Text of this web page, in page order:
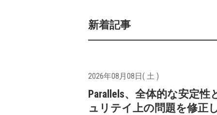
新着記事
2026年08月08日( 土 )
Parallels、全体的な安定性
ュリテイ上の問題を修正